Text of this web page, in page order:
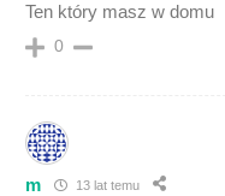
Ten który masz w domu
0
m 13 lat temu